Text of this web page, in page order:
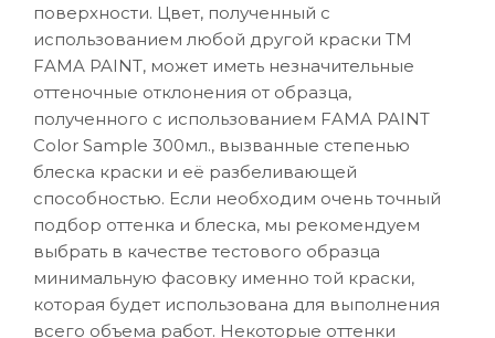
поверхности. Цвет, полученный с
использованием любой другой краски ТМ
FAMA PAINT, может иметь незначительные
оттеночные отклонения от образца,
полученного с использованием FAMA PAINT
Color Sample 300мл., вызванные степенью
блеска краски и её разбеливающей
способностью. Если необходим очень точный
подбор оттенка и блеска, мы рекомендуем
выбрать в качестве тестового образца
минимальную фасовку именно той краски,
которая будет использована для выполнения
всего объема работ. Некоторые оттенки